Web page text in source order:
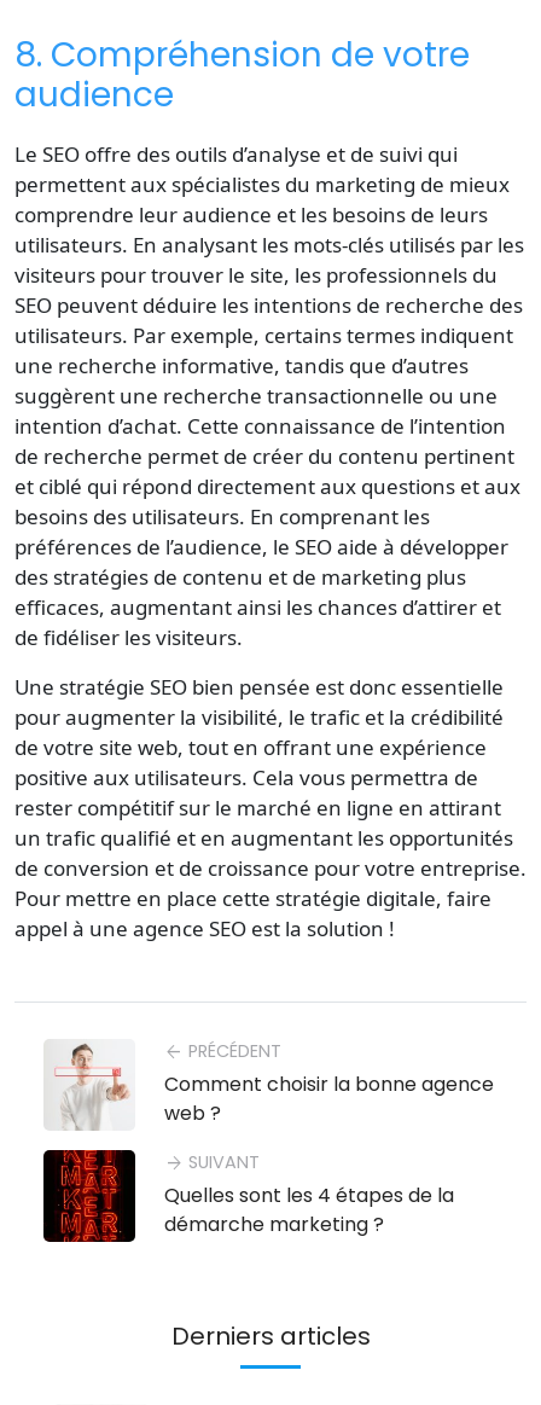
8. Compréhension de votre
audience
Le SEO offre des outils d’analyse et de suivi qui
permettent aux spécialistes du marketing de mieux
comprendre leur audience et les besoins de leurs
utilisateurs. En analysant les mots-clés utilisés par les
visiteurs pour trouver le site, les professionnels du
SEO peuvent déduire les intentions de recherche des
utilisateurs. Par exemple, certains termes indiquent
une recherche informative, tandis que d’autres
suggèrent une recherche transactionnelle ou une
intention d’achat. Cette connaissance de l’intention
de recherche permet de créer du contenu pertinent
et ciblé qui répond directement aux questions et aux
besoins des utilisateurs. En comprenant les
préférences de l’audience, le SEO aide à développer
des stratégies de contenu et de marketing plus
efficaces, augmentant ainsi les chances d’attirer et
de fidéliser les visiteurs.
Une stratégie SEO bien pensée est donc essentielle
pour augmenter la visibilité, le trafic et la crédibilité
de votre site web, tout en offrant une expérience
positive aux utilisateurs. Cela vous permettra de
rester compétitif sur le marché en ligne en attirant
un trafic qualifié et en augmentant les opportunités
de conversion et de croissance pour votre entreprise.
Pour mettre en place cette stratégie digitale, faire
appel à une agence SEO est la solution !
arrow_back PRÉCÉDENT
Comment choisir la bonne agence
web ?
arrow_forward SUIVANT
Quelles sont les 4 étapes de la
démarche marketing ?
Derniers articles